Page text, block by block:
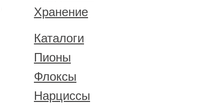
Хранение
Каталоги
Пионы
Флоксы
Нарциссы